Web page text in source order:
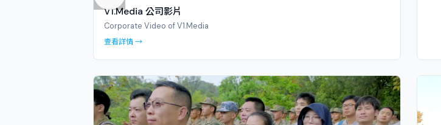
V1.Media 公司影片
Corporate Video of V1.Media
查看詳情 →